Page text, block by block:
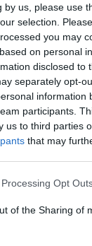
by us, please use
selection.
you may
on personal
disclosed to
separately opt-
information
participants.
us to third parties
that may
website/app uses
or usage
to Google and its
specified
Opt
of the Sharing of
differenze